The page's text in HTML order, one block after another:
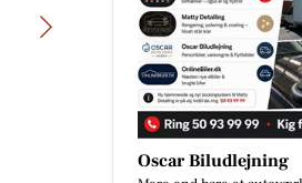
Oscar Biludlejning